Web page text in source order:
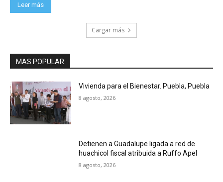
Leer más
Cargar más
MAS POPULAR
Vivienda para el Bienestar. Puebla, Puebla
8 agosto, 2026
Detienen a Guadalupe ligada a red de
huachicol fiscal atribuida a Ruffo Apel
8 agosto, 2026